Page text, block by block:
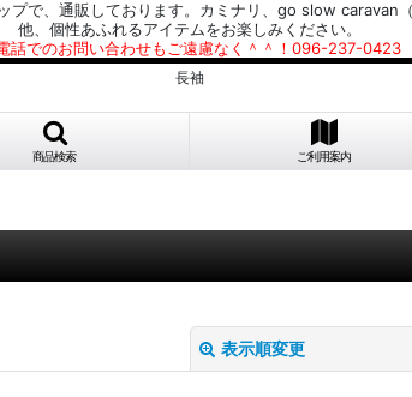
で、通販しております。カミナリ、go slow caravan
他、個性あふれるアイテムをお楽しみください。
話でのお問い合わせもご遠慮なく＾＾！096-237-0423
長袖
商品検索 ご利用案内
表示順変更